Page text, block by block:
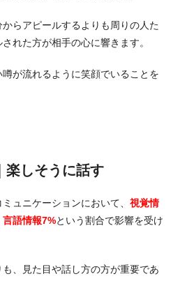
らアピールするよりも周りの人た
れた方が相手の心に響きます。
が流れるように笑顔でいることを
楽しそうに話す
ュニケーションにおいて、 視覚情
語情報7%という割合で影響を受け
、見た目や話し方の方が重要であ